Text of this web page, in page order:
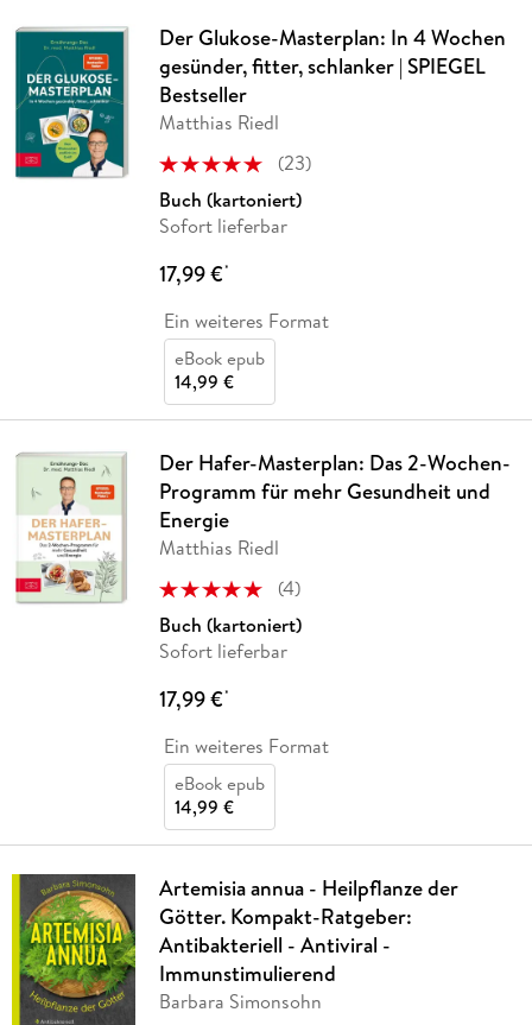
Der Glukose-Masterplan: In 4 Wochen
gesünder, fitter, schlanker | SPIEGEL
Bestseller
Matthias Riedl
(23)
Buch (kartoniert)
Sofort lieferbar
17,99 €*
Ein weiteres Format
eBook epub
14,99 €
Der Hafer-Masterplan: Das 2-Wochen-
Programm für mehr Gesundheit und
Energie
Matthias Riedl
(4)
Buch (kartoniert)
Sofort lieferbar
17,99 €*
Ein weiteres Format
eBook epub
14,99 €
Artemisia annua - Heilpflanze der
Götter. Kompakt-Ratgeber:
Antibakteriell - Antiviral -
Immunstimulierend
Barbara Simonsohn